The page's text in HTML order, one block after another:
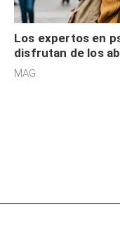
Los expertos en
disfrutan de los
sensibilidad a los
MAG.